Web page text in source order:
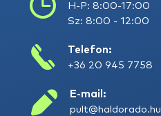
H-P: 8:00-17:00
Sz: 8:00 - 12:00
Telefon:
+36 20 945 7758
E-mail:
pult@haldorado.hu